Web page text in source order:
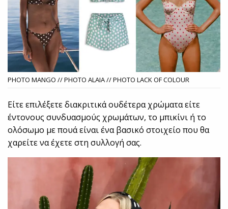
PHOTO MANGO // PHOTO ALAIA // PHOTO LACK OF COLOUR
Είτε επιλέξετε διακριτικά ουδέτερα χρώματα είτε
έντονους συνδυασμούς χρωμάτων, το μπικίνι ή το
ολόσωμο με πουά είναι ένα βασικό στοιχείο που θα
χαρείτε να έχετε στη συλλογή σας.